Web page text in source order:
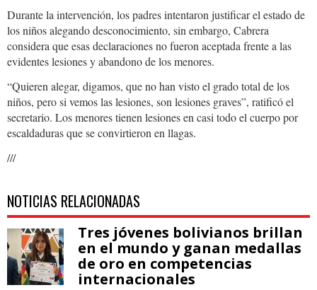
Durante la intervención, los padres intentaron justificar el estado de
los niños alegando desconocimiento, sin embargo, Cabrera
considera que esas declaraciones no fueron aceptada frente a las
evidentes lesiones y abandono de los menores.
“Quieren alegar, digamos, que no han visto el grado total de los
niños, pero si vemos las lesiones, son lesiones graves”, ratificó el
secretario. Los menores tienen lesiones en casi todo el cuerpo por
escaldaduras que se convirtieron en llagas.
///
NOTICIAS RELACIONADAS
Tres jóvenes bolivianos brillan
en el mundo y ganan medallas
de oro en competencias
internacionales